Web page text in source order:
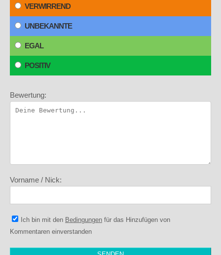
VERWIRREND
UNBEKANNTE
EGAL
POSITIV
Bewertung:
Vorname / Nick:
Ich bin mit den Bedingungen für das Hinzufügen von
Kommentaren einverstanden